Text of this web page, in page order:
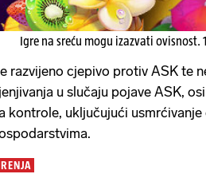
Igre na sreću mogu izazvati ovisnost.
razvijeno cjepivo protiv ASK te
u slučaju pojave ASK,
kontrole, uključujući usmrćivanje